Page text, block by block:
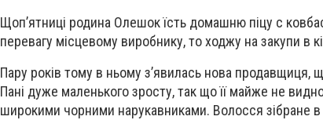
Щоп’ятниці родина Олешок їсть домашню піцу с
перевагу місцевому виробнику, то ходжу на закупи в
Пару років тому в ньому з’явилась нова продавщиця,
Пані дуже маленького зросту, так що її майже не
широкими чорними нарукавниками. Волосся зібране в